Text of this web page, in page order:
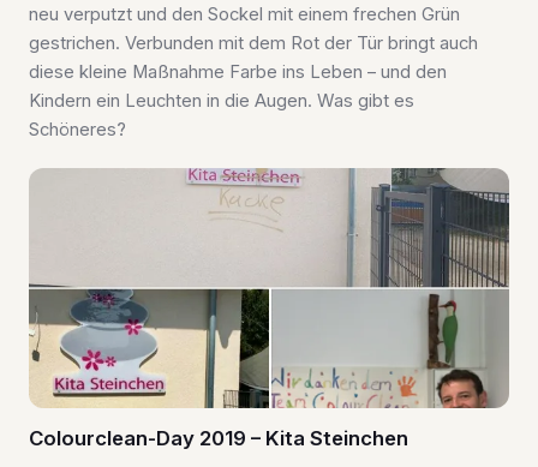
neu verputzt und den Sockel mit einem frechen Grün
gestrichen. Verbunden mit dem Rot der Tür bringt auch
diese kleine Maßnahme Farbe ins Leben – und den
Kindern ein Leuchten in die Augen. Was gibt es
Schöneres?
Colourclean-Day 2019 – Kita Steinchen